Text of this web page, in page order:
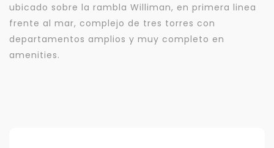
ubicado sobre la rambla Williman, en primera linea
frente al mar, complejo de tres torres con
departamentos amplios y muy completo en
amenities.